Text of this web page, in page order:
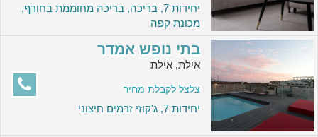
יחידות 7, בריכה, בריכה מחוממת בחורף,
מכונת קפה
בתי נופש אמדר
אילת, אילת
צלצל לקבלת מחיר
יחידות 7, ג'קוזי זרמים חיצוני